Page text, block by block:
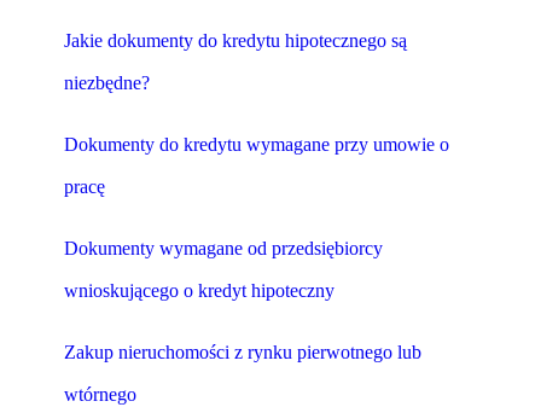
Jakie dokumenty do kredytu hipotecznego są
niezbędne?
Dokumenty do kredytu wymagane przy umowie o
pracę
Dokumenty wymagane od przedsiębiorcy
wnioskującego o kredyt hipoteczny
Zakup nieruchomości z rynku pierwotnego lub
wtórnego